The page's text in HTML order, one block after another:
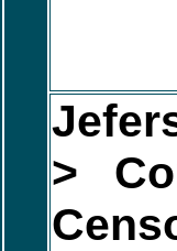
>